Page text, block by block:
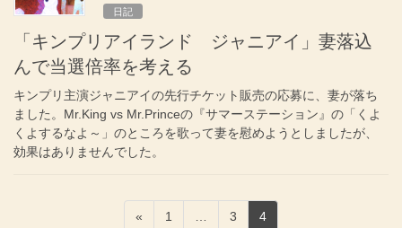
日記
「キンプリアイランド ジャニアイ」妻落込
んで当選倍率を考える
キンプリ主演ジャニアイの先行チケット販売の応募に、妻が落ち
ました。Mr.King vs Mr.Princeの『サマーステーション』の「くよ
くよするなよ～」のところを歌って妻を慰めようとしましたが、
効果はありませんでした。
«
固1 …
固
3
固
4